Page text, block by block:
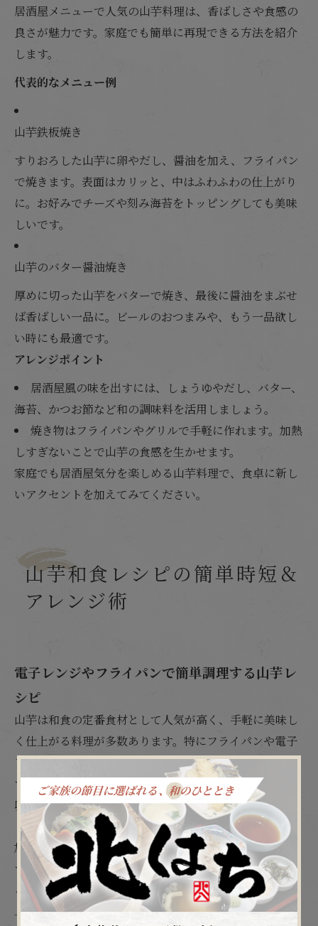
居酒屋メニューで人気の山芋料理は、香ばしさや食感の
良さが魅力です。家庭でも簡単に再現できる方法を紹介
します。
代表的なメニュー例
山芋鉄板焼き
すりおろした山芋に卵やだし、醤油を加え、フライパン
で焼きます。表面はカリッと、中はふわふわの仕上がり
に。お好みでチーズや刻み海苔をトッピングしても美味
しいです。
山芋のバター醤油焼き
厚めに切った山芋をバターで焼き、最後に醤油をまぶせ
ば香ばしい一品に。ビールのおつまみや、もう一品欲し
い時にも最適です。
アレンジポイント
居酒屋風の味を出すには、しょうゆやだし、バター、
海苔、かつお節など和の調味料を活用しましょう。
焼き物はフライパンやグリルで手軽に作れます。加熱
しすぎないことで山芋の食感を生かせます。
家庭でも居酒屋気分を楽しめる山芋料理で、食卓に新し
いアクセントを加えてみてください。
山芋和食レシピの簡単時短＆
アレンジ術
電子レンジやフライパンで簡単調理する山芋レ
シピ
山芋は和食の定番食材として人気が高く、手軽に美味し
く仕上がる料理が多数あります。特にフライパンや電子
レンジを活用した時短レシピは忙しい方にもおすすめで
す。例えば、山芋ふわふわ焼きは、すりおろした山芋に
卵やだし、醤油を混ぜ、フライパンで焼くだけで外はカ
リッと中はふわっと仕上がります。チーズや刻みネギを
加えると、子どもから大人まで満足できる一品になりま
す。電子レンジの場合は耐熱容器に材料を入れて加熱す
るだけで、時短かつヘルシーに楽しめます。
下記は山芋を使った人気の時短調理法の比較テーブルで